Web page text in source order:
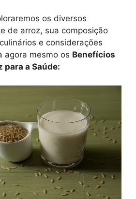
os diversos
de arroz, sua composição
e considerações
agora mesmo os Benefícios
para a Saúde: